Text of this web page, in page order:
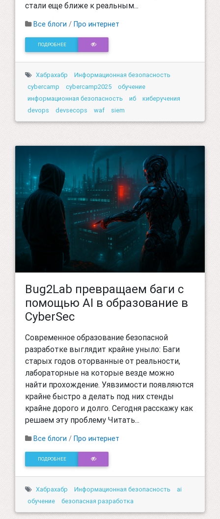
стали еще ближе к реальным...
Все блоги / Про интернет
ПОДРОБНЕЕ
Хабрахабр
Информационная безопасность
cybercamp
cybercamp2025
обучение
информационная безопасность
иб
киберучения
devops
devsecops waf siem
Bug2Lab превращаем баги с
помощью AI в образование в
CyberSec
Современное образование безопасной
разработке выглядит крайне уныло: Баги
старых годов оторванные от реальности,
лабораторные на которые везде можно
найти прохождение. Уявзимости появляются
крайне быстро а делать под них стенды
крайне дорого и долго. Сегодня расскажу как
решаем эту проблему Читать...
Все блоги / Про интернет
ПОДРОБНЕЕ
Хабрахабр Информационная безопасность
ai
обучение
безопасная разработка